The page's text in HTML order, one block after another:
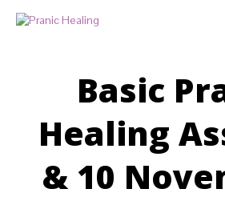
Basic
Healing
& 10